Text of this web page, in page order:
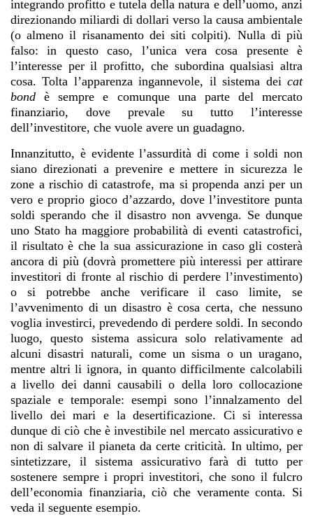
integrando profitto e tutela della natura e dell’uomo, anzi
direzionando miliardi di dollari verso la causa ambientale
(o almeno il risanamento dei siti colpiti). Nulla di più
falso: in questo caso, l’unica vera cosa presente è
l’interesse per il profitto, che subordina qualsiasi altra
cosa. Tolta l’apparenza ingannevole, il sistema dei cat
bond è sempre e comunque una parte del mercato
finanziario, dove prevale su tutto l’interesse
dell’investitore, che vuole avere un guadagno.
Innanzitutto, è evidente l’assurdità di come i soldi non
siano direzionati a prevenire e mettere in sicurezza le
zone a rischio di catastrofe, ma si propenda anzi per un
vero e proprio gioco d’azzardo, dove l’investitore punta
soldi sperando che il disastro non avvenga. Se dunque
uno Stato ha maggiore probabilità di eventi catastrofici,
il risultato è che la sua assicurazione in caso gli costerà
ancora di più (dovrà promettere più interessi per attirare
investitori di fronte al rischio di perdere l’investimento)
o si potrebbe anche verificare il caso limite, se
l’avvenimento di un disastro è cosa certa, che nessuno
voglia investirci, prevedendo di perdere soldi. In secondo
luogo, questo sistema assicura solo relativamente ad
alcuni disastri naturali, come un sisma o un uragano,
mentre altri li ignora, in quanto difficilmente calcolabili
a livello dei danni causabili o della loro collocazione
spaziale e temporale: esempi sono l’innalzamento del
livello dei mari e la desertificazione. Ci si interessa
dunque di ciò che è investibile nel mercato assicurativo e
non di salvare il pianeta da certe criticità. In ultimo, per
sintetizzare, il sistema assicurativo farà di tutto per
sostenere sempre i propri investitori, che sono il fulcro
dell’economia finanziaria, ciò che veramente conta. Si
veda il seguente esempio.